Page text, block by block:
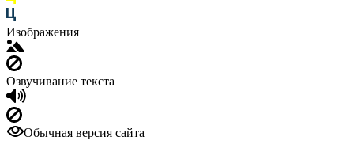
Изображения
Озвучивание текста
Обычная версия сайта